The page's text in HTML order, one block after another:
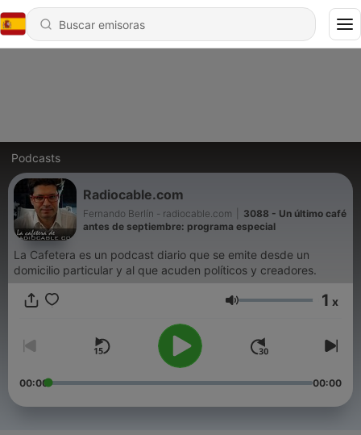
Podcasts
Radiocable.com
Fernando Berlín - radiocable.com
3088 - Un último café
antes de septiembre: programa especial
La Cafetera es un podcast diario que se emite desde un
domicilio particular y al que acuden políticos y creadores.
Volumen 1 x
00:00 00:00